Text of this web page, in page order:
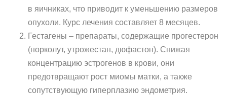
в яичниках, что приводит к уменьшению размеров
опухоли. Курс лечения составляет 8 месяцев.
Гестагены – препараты, содержащие прогестерон
(норколут, утрожестан, дюфастон). Снижая
концентрацию эстрогенов в крови, они
предотвращают рост миомы матки, а также
сопутствующую гиперплазию эндометрия.